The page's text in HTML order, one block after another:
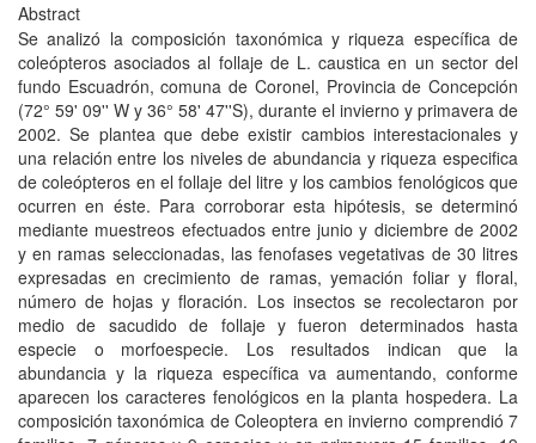
Abstract
Se analizó la composición taxonómica y riqueza específica de
coleópteros asociados al follaje de L. caustica en un sector del
fundo Escuadrón, comuna de Coronel, Provincia de Concepción
(72° 59' 09'' W y 36° 58' 47''S), durante el invierno y primavera de
2002. Se plantea que debe existir cambios interestacionales y
una relación entre los niveles de abundancia y riqueza especifica
de coleópteros en el follaje del litre y los cambios fenológicos que
ocurren en éste. Para corroborar esta hipótesis, se determinó
mediante muestreos efectuados entre junio y diciembre de 2002
y en ramas seleccionadas, las fenofases vegetativas de 30 litres
expresadas en crecimiento de ramas, yemación foliar y floral,
número de hojas y floración. Los insectos se recolectaron por
medio de sacudido de follaje y fueron determinados hasta
especie o morfoespecie. Los resultados indican que la
abundancia y la riqueza específica va aumentando, conforme
aparecen los caracteres fenológicos en la planta hospedera. La
composición taxonómica de Coleoptera en invierno comprendió 7